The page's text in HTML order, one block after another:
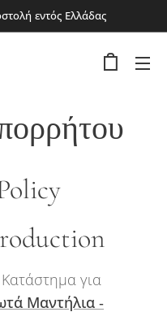
εντός Ελλάδας
για
Μαντήλια -